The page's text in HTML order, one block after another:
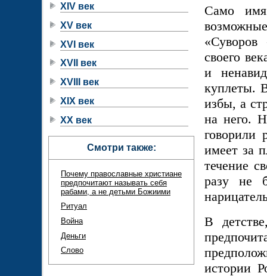
Само имя
своего
и
куплеты.
избы, а
на него.
говорили
имеет за
течение
разу не
В
истории
XIV век
XV век
XVI век
XVII век
XVIII век
XIX век
XX век
Смотри также:
Почему православные христиане
предпочитают называть себя
рабами, а не детьми Божиими
Ритуал
Война
Деньги
Слово